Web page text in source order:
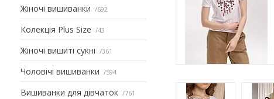
Жіночі вишиванки 692
Колекція Plus Size 43
Жіночі вишиті сукні 361
Чоловічі вишиванки 594
Вишиванки для дівчаток 761